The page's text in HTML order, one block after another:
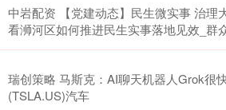
中岩配资 【党建动态】民生微实事 治
看浉河区如何推进民生实事落地见效_群
瑞创策略 马斯克：AI聊天机器人Grok很
(TSLA.US)汽车